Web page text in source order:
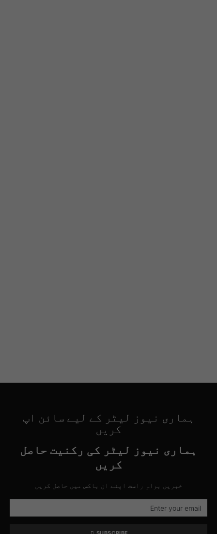
ہماری نیوز لیٹر کے لیے سائن اپ
کریں
ہماری نیوز لیٹر کی رکنیت حاصل
کریں
خبریں براہِ راست اپنے ان باکس میں حاصل کریں